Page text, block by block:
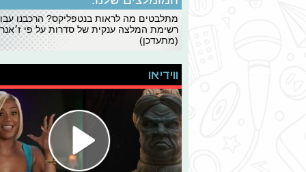
מתלבטים מה לראות בנטפליקס? הרכבנו
רשימת המלצה ענקית של סדרות על פי
(מתעדכן)
ווידיאו